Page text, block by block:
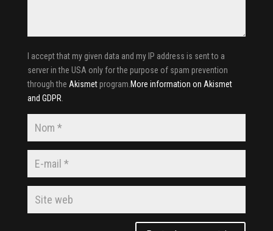
I accept that my given data and my IP address is sent to a
server in the USA only for the purpose of spam prevention
through the Akismetprogram. More information on Akismet
and GDPR